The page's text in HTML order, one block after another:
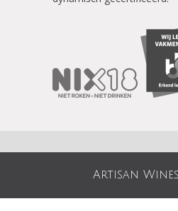
Artisan